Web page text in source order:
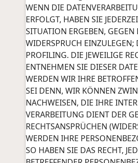
WENN DIE
ERFOLGT, HABEN SIE
SITUATION ERGEBEN,
WIDERSPRUCH
PROFILING. DIE JEWEILIGE
ENTNEHMEN SIE DIESER
WERDEN WIR IHRE
SEI DENN, WIR KÖNNEN
NACHWEISEN, DIE IHRE
VERARBEITUNG DIENT DER
RECHTSANSPRÜCHEN
WERDEN IHRE
SO HABEN SIE DAS RECHT,